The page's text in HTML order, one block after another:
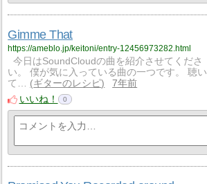
Gimme That
https://ameblo.jp/keitoni/entry-12456973282.html
今日はSoundCloudの曲を紹介させてくださ
い。 僕が気に入っている曲の一つです。 聴い
て…
ギターのレシピ
7年前
いいね！
0